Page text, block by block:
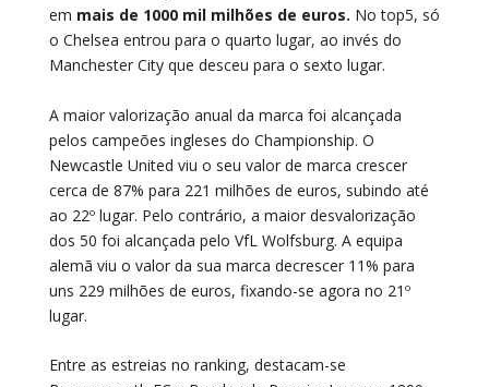
em mais de 1000 mil milhões de euros. No top5, só
o Chelsea entrou para o quarto lugar, ao invés do
Manchester City que desceu para o sexto lugar.
A maior valorização anual da marca foi alcançada
pelos campeões ingleses do Championship. O
Newcastle United viu o seu valor de marca crescer
cerca de 87% para 221 milhões de euros, subindo até
ao 22º lugar. Pelo contrário, a maior desvalorização
dos 50 foi alcançada pelo VfL Wolfsburg. A equipa
alemã viu o valor da sua marca decrescer 11% para
uns 229 milhões de euros, fixando-se agora no 21º
lugar.
Entre as estreias no ranking, destacam-se